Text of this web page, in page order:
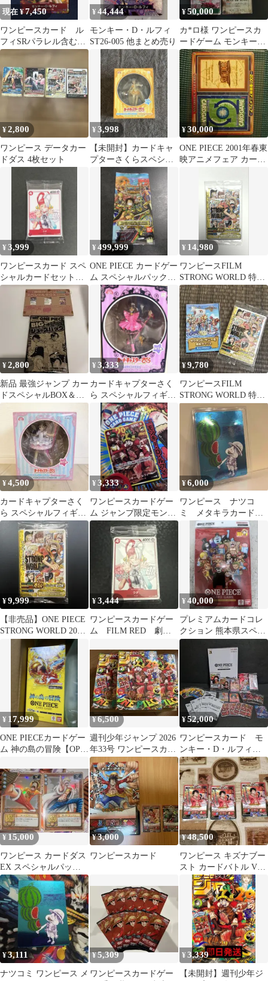
現在 ¥7,450
ワンピースカード ル
フィSRパラレル含む
1box開封セット
¥44,444
モンキー・D・ルフィ
ST26-005 他まとめ売り
¥50,000
カ*ロ様 ワンピースカ
ードゲーム モンキー・
D・ルフィ 4枚セット
¥2,800
ワンピース データカー
ドダス 4枚セット
¥3,998
【未開封】カードキャ
プターさくらスペシャ
ルフィギュアシリーズ
HappyCrown
¥30,000
ONE PIECE 2001年春東
映アニメフェア カード
¥3,999
ワンピースカード スペ
シャルカードセット
FILM RED ウタ
¥499,999
ONE PIECE カードゲー
ム スペシャルパック
2004 未開封
¥ 14,980
ワンピースFILM
STRONG WORLD 特典
カード・2009年製・非
販売
¥2,800
新品 最強ジャンプ カー
ドスペシャルBOX＆シ
ール ワンピース シュー
ズバック
¥3,333
カードキャプターさく
ら スペシャルフィギュ
ア Lovely Kitten
¥9,780
ワンピースFILM
STRONG WORLD 特典
カード・2009年製・非
販売
¥4,500
カードキャプターさく
ら スペシャルフィギュ
ア Platinum Star
¥3,333
ワンピースカードゲー
ム ジャンプ限定モンキ
ー・D・ルフィ カード
¥6,000
ワンピース ナツコ
ミ メタキラカード
ルフィ スイカ3枚セッ
ト 尾田栄一郎
¥9,999
【非売品】ONE PIECE
STRONG WORLD 2009
¥3,444
ワンピースカードゲー
ム FILM RED 劇場
ウタ
¥40,000
プレミアムカードコレ
クション 熊本県スペシ
ャル 冊子のみ ワンピー
スカード
¥ 17,999
ONE PIECEカードゲー
ム 神の島の冒険【OP-
¥6,500
週刊少年ジャンプ 2026
年33号 ワンピースカー
ド付録付き 3冊
¥52,000
ワンピースカード モ
ンキー・D・ルフィ
プロモ まとめ売り
引退品
¥ 15,000
ワンピース カードダス
EX スペシャルパック
2002 ワンピース カー
ド 旧裏
¥3,000
ワンピースカード
¥48,500
ワンピース キズナブー
スト カードバトル Vジ
ャンプ付録
¥3,111
ナツコミ ワンピース メ
¥5,309
ワンピースカードゲー
¥3,339
【未開封】週刊少年ジ